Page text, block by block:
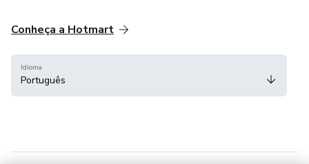
Conheça a Hotmart
Idioma
Português